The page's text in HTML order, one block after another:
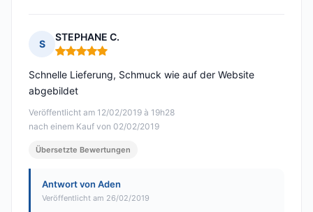
S
STEPHANE C.
Hinweis: 5 von 5
Veröffentlicht am 12/02/2019 à 19h28
nach einem Kauf von 02/02/2019
Schnelle Lieferung, Schmuck wie auf der Website
abgebildet
Übersetzte Bewertungen
Antwort von Aden
Veröffentlicht am 26/02/2019